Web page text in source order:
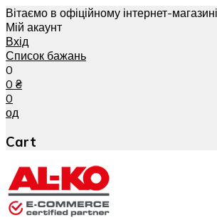
Вітаємо в офіційному інтернет-
Мій акаунт
Вхід
Список бажань
0
0 ₴
0
од
Cart